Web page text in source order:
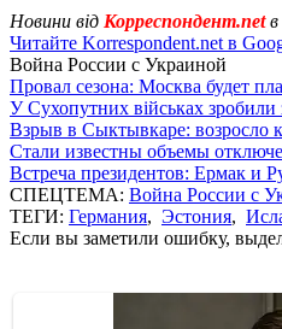
Новини від Корреспондент.netв
Читайте Korrespondent.net в
Война России с Украиной
Провал сезона: Москва будет
У Сухопутних військах зробили
Взрыв в Сыктывкаре: возросло
Стали известны объемы
Встреча президентов: Ермак и
СПЕЦТЕМА: Война России с
ТЕГИ: Германия, Эстония,
Если вы заметили ошибку,